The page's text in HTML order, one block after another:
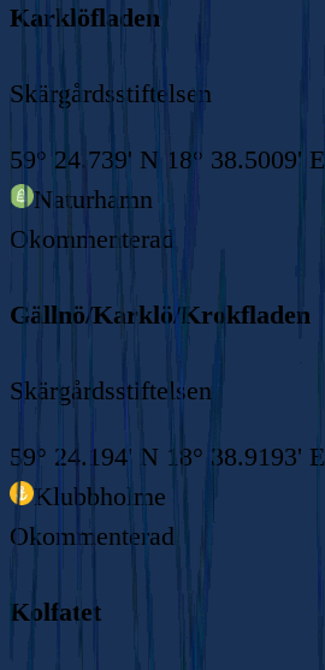
Karklöfladen
Skärgårdsstiftelsen
59° 24.739' N 18° 38.5009' E
Naturhamn
Okommenterad
Gällnö/Karklö/Krokfladen
Skärgårdsstiftelsen
59° 24.194' N 18° 38.9193' E
Klubbholme
Okommenterad
Kolfatet